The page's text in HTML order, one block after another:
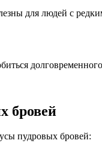
для людей с
бровей
пудровых бровей: